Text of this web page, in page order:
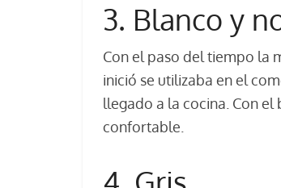
3. Blanco y
Con el paso del tiempo la
inició se utilizaba en el
llegado a la cocina. Con
confortable.